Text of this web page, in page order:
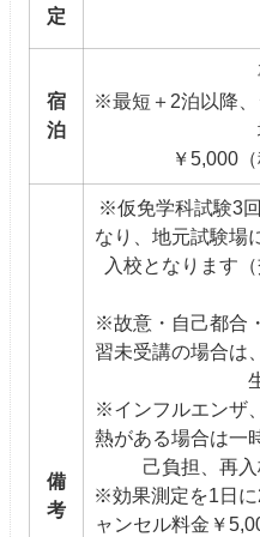
定
宿
泊
※最短＋2泊以降
￥5,000
備
考
※仮免学科試験3
なり、地元試験場
入校となります
※故意・自己都合
習未受講の場合は
※インフルエンザ
熱がある場合は一
己負担、再入
※効果測定を1日に
ャンセル料金￥